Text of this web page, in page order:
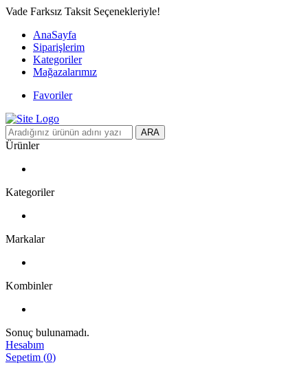
Vade Farksız Taksit Seçenekleriyle!
AnaSayfa
Siparişlerim
Kategoriler
Mağazalarımız
Favoriler
ARA
Ürünler
Kategoriler
Markalar
Kombinler
Sonuç bulunamadı.
Hesabım
Sepetim (0)